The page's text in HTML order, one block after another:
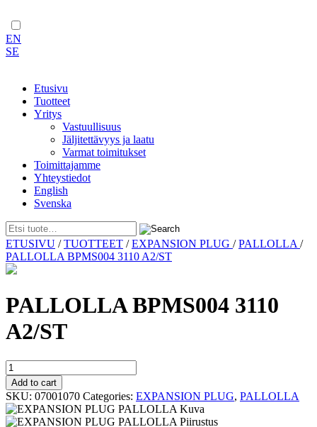
EN
SE
Etusivu
Tuotteet
Yritys
Vastuullisuus
Jäljitettävyys ja laatu
Varmat toimitukset
Toimittajamme
Yhteystiedot
English
Svenska
Skip
to
content
ETUSIVU /TUOTTEET /EXPANSION PLUG /PALLOLLA /
PALLOLLA BPMS004 3110 A2/ST
PALLOLLA BPMS004 3110
A2/ST
PALLOLLA
BPMS004
3110
A2/ST
quantity
Add to cart
SKU: 07001070 Categories: EXPANSION PLUG, PALLOLLA